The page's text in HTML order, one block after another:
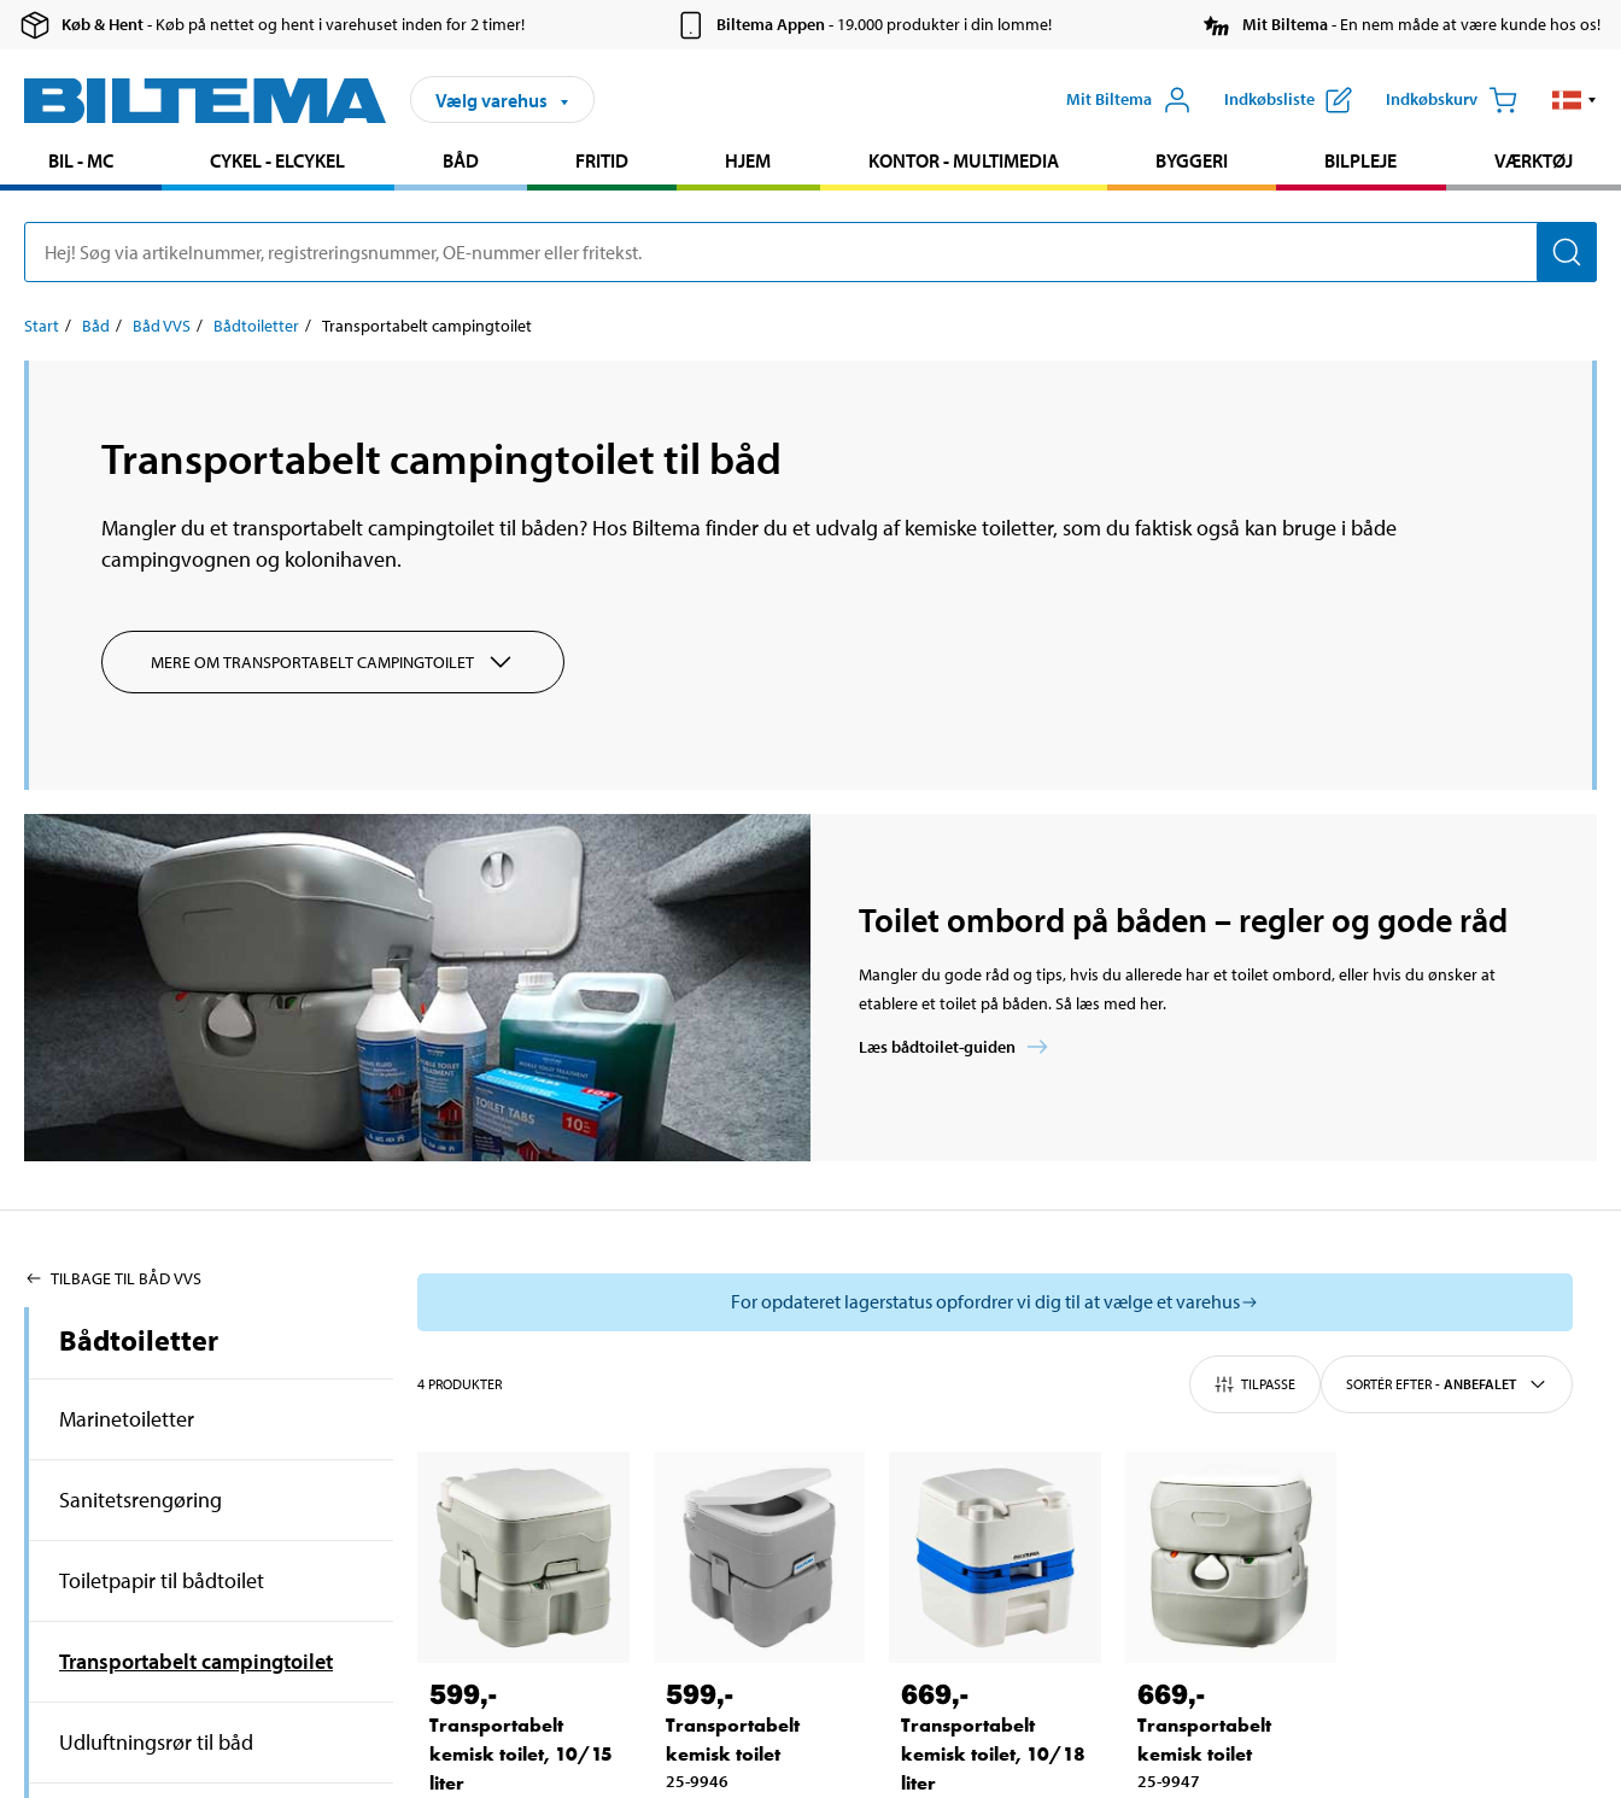
Køb & Hent- Køb på nettet og hent i varehuset inden for 2 timer! Biltema Appen- 19.000 produkter i din lomme! Mit Biltema- En nem måde at være kunde hos os!
Vælg varehus Mit Biltema Indkøbsliste Indkøbskurv
BIL - MC CYKEL - ELCYKEL BÅD FRITID HJEM KONTOR - MULTIMEDIA BYGGERI BILPLEJE VÆRKTØJ
Start Båd Båd VVS Bådtoiletter Transportabelt campingtoilet
Transportabelt campingtoilet til båd
Mangler du et transportabelt campingtoilet til båden? Hos Biltema finder du et udvalg af kemiske toiletter, som du faktisk også kan bruge i både
campingvognen og kolonihaven.
MERE OM TRANSPORTABELT CAMPINGTOILET
Toilet ombord på båden – regler og gode råd
Mangler du gode råd og tips, hvis du allerede har et toilet ombord, eller hvis du ønsker at
etablere et toilet på båden. Så læs med her.
Læs bådtoilet-guiden
TILBAGE TIL BÅD VVS
Bådtoiletter
Marinetoiletter
Sanitetsrengøring
Toiletpapir til bådtoilet
Transportabelt campingtoilet
Udluftningsrør til båd
For opdateret lagerstatus opfordrer vi dig til at vælge et varehus
4 PRODUKTER TILPASSE SORTÉR EFTER - ANBEFALET
599,-
Transportabelt
kemisk toilet, 10/15
liter
599,-
Transportabelt
kemisk toilet
25-9946
669,-
Transportabelt
kemisk toilet, 10/18
liter
669,-
Transportabelt
kemisk toilet
25-9947